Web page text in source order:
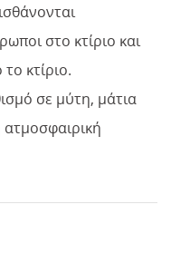
στο κτίριο και
κτίριο.
σε μύτη, μάτια